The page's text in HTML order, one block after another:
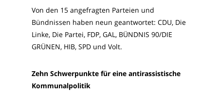
Von den 15 angefragten Parteien und
Bündnissen haben neun geantwortet: CDU, Die
Linke, Die Partei, FDP, GAL, BÜNDNIS 90/DIE
GRÜNEN, HIB, SPD und Volt.
Zehn Schwerpunkte für eine antirassistische
Kommunalpolitik